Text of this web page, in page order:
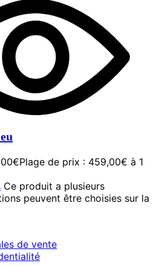
€Plage de prix : 459,00€ à 1
Ce produit a plusieurs
peuvent être choisies sur la
de vente